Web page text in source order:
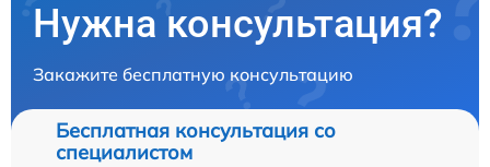
Нужна консультация?
Закажите бесплатную консультацию
Бесплатная консультация со
специалистом